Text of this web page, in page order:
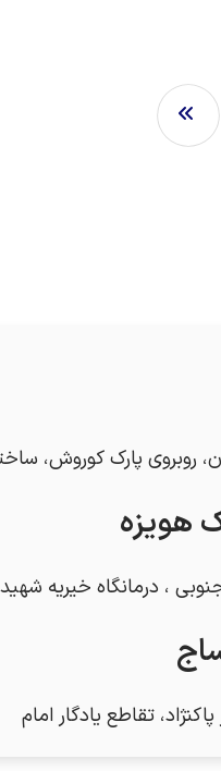
روبروی پارک کوروش،
هویزه
تقاطع یادگار امام